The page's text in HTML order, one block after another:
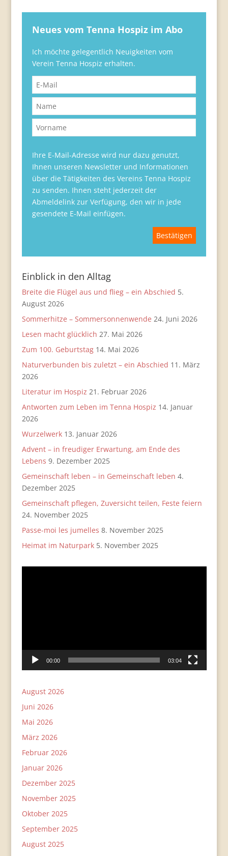
Neues vom Tenna Hospiz im Abo
Ich möchte gelegentlich Neuigkeiten vom
Verein Tenna Hospiz erhalten.
Ihre E-Mail-Adresse wird nur dazu genutzt,
Ihnen unseren Newsletter und Informationen
über die Tätigkeiten des Vereins Tenna Hospiz
zu senden. Ihnen steht jederzeit der
Abmeldelink zur Verfügung, den wir in jede
gesendete E-Mail einfügen.
Einblick in den Alltag
Breite die Flügel aus und flieg – ein Abschied 5.
August 2026
Sommerhitze – Sommersonnenwende 24. Juni 2026
Lesen macht glücklich 27. Mai 2026
Zum 100. Geburtstag 14. Mai 2026
Naturverbunden bis zuletzt – ein Abschied 11. März
2026
Literatur im Hospiz 21. Februar 2026
Antworten zum Leben im Tenna Hospiz 14. Januar
2026
Wurzelwerk 13. Januar 2026
Advent – in freudiger Erwartung, am Ende des
Lebens 9. Dezember 2025
Gemeinschaft leben – in Gemeinschaft leben 4.
Dezember 2025
Gemeinschaft pflegen, Zuversicht teilen, Feste feiern
24. November 2025
Passe-moi les jumelles 8. November 2025
Heimat im Naturpark 5. November 2025
00:00 03:04
August 2026
Juni 2026
Mai 2026
März 2026
Februar 2026
Januar 2026
Dezember 2025
November 2025
Oktober 2025
September 2025
August 2025